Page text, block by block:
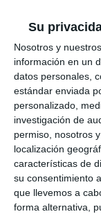
Su
Nosotros y nuestros
información en un
datos personales,
estándar enviada
personalizado,
investigación de
permiso, nosotros
localización
características de
su consentimiento
que llevemos a
forma alternativa,